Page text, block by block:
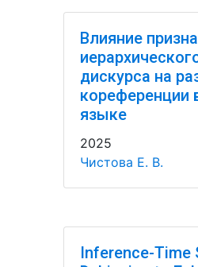
Влияние
дискурса на
кореференции
языке
2025
Чистова Е. В.
Inference-Time